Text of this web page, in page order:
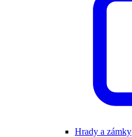
Hrady a zámky